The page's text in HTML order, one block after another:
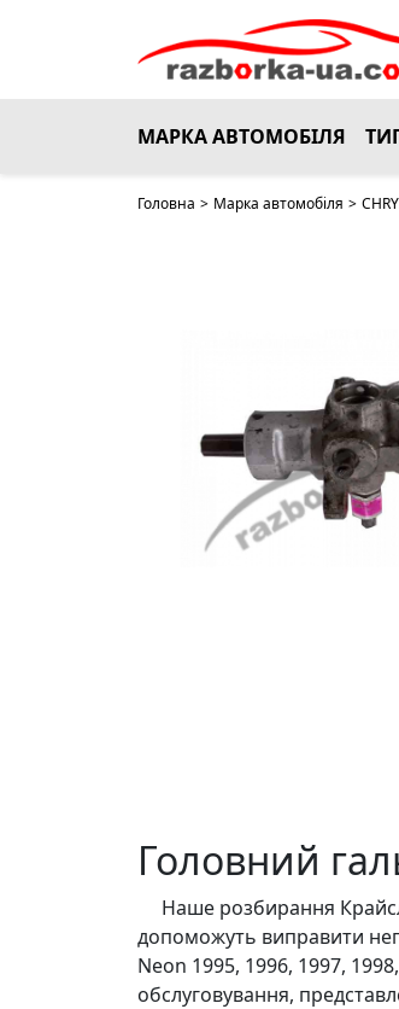
МАРКА АВТОМОБІЛЯ
Головна > Марка автомобіля >
НЕМАЄ В НАЯВНОСТІ
Головний
Наше розбирання
допоможуть виправити
Neon 1995, 1996, 1997,
обслуговування,